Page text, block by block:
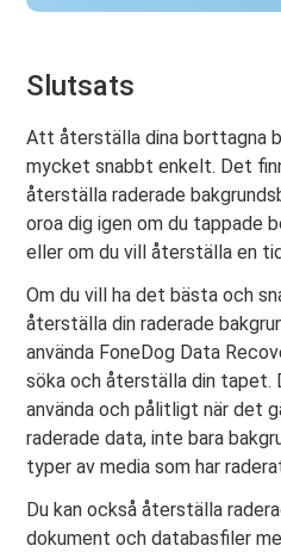
Slutsats
Att återställa dina borttagna
mycket snabbt enkelt. Det
återställa raderade
oroa dig igen om du tappade
eller om du vill återställa en
Om du vill ha det bästa och
återställa din raderade
använda FoneDog Data
söka och återställa din
använda och pålitligt när det
raderade data, inte bara
typer av media som har
Du kan också återställa
dokument och databasfiler